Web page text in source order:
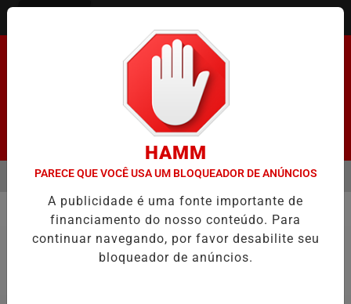
Pesquisar Notícia
FACILITA COOPTAÇÃO DO BANCO CENTRAL, DIZEM
EM ALTA
MENU
Educação
HAMM
PARECE QUE VOCÊ USA UM BLOQUEADOR DE ANÚNCIOS
A publicidade é uma fonte importante de
financiamento do nosso conteúdo. Para
continuar navegando, por favor desabilite seu
bloqueador de anúncios.